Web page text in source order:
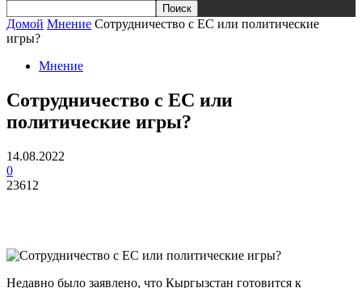
Домой Мнение Сотрудничество с ЕС или политические
игры?
Мнение
Сотрудничество с ЕС или
политические игры?
14.08.2022
0
23612
Недавно было заявлено, что Кыргызстан готовится к